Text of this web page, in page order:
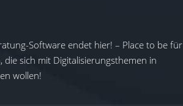
Software endet hier! – Place to be für
sich mit Digitalisierungsthemen in
wollen!